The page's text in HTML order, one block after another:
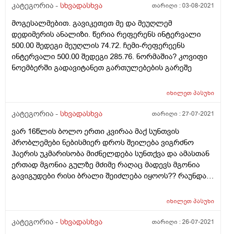
კატეგორია - სხვადასხვა თარიღი :03-08-2021
მოგესალმებით. გავიკეთეთ მე და მეუღლემ
დედიმერის ანალიზი. წერია რეფერენს ინტერვალი
500.00 შედეგი მეუღლის 74.72. ჩემი-რეფერეენს
ინტერვალი 500.00 შედეგი 285.76. ნორმაშია? კოვიფი
ნოემბერში გადავიტანეთ გართულებების გარეშე
იხილეთპასუხი
კატეგორია - სხვადასხვა თარიღი :27-07-2021
ვარ 16წლის ბოლო ერთი კვირაა მაქ სუნთვის
პრობლემები ნებისმიერ დროს შეილება ვიგრძნო
ჰაერის უკმარისობა მიძნელდება სუნთქვა და ამასთან
ერთად მგონია გულზე მძიმე რაღაც მადევს მგონია
გავიგუდები რისი ბრალი შეიძლება იყოოს?? რაუნდა
იხილეთპასუხი
კატეგორია - სხვადასხვა თარიღი :26-07-2021